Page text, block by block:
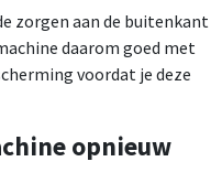
zorgen aan de buitenkant
daarom goed met
voordat je deze
opnieuw